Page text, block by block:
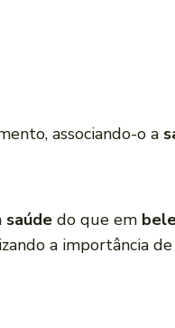
associando-o a
saúde do que em
a importância